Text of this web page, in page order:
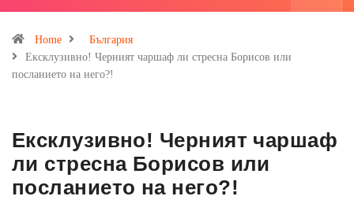
Home
България
Ексклузивно! Черният чаршаф ли стресна Борисов или
посланието на него?!
Ексклузивно! Черният чаршаф
ли стресна Борисов или
посланието на него?!